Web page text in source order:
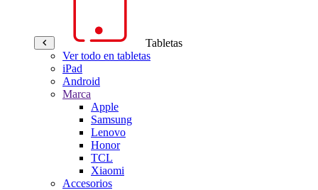
Tabletas
Ver todo en tabletas
iPad
Android
Marca
Apple
Samsung
Lenovo
Honor
TCL
Xiaomi
Accesorios